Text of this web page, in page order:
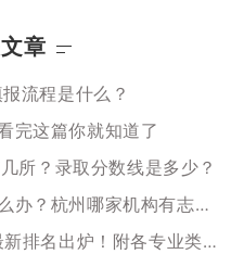
章
流程是什么？
完这篇你就知道了
所？录取分数线是多少？
高考结束不会填志愿怎么办？杭州哪家机构有志愿填报辅导？
2024年全国各个大学最新排名出炉！附各专业类大学排行榜！